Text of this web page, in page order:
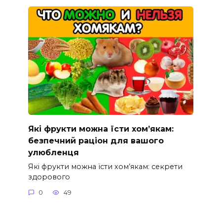
Які фрукти можна їсти хом’якам:
безпечний раціон для вашого
улюбленця
Які фрукти можна їсти хом’якам: секрети
здорового
0 49